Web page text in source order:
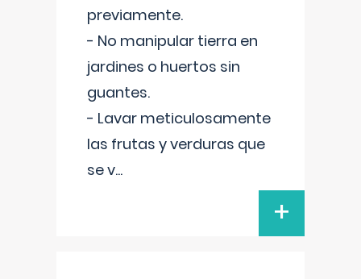
previamente.
- No manipular tierra en
jardines o huertos sin
guantes.
- Lavar meticulosamente
las frutas y verduras que
se v...
+